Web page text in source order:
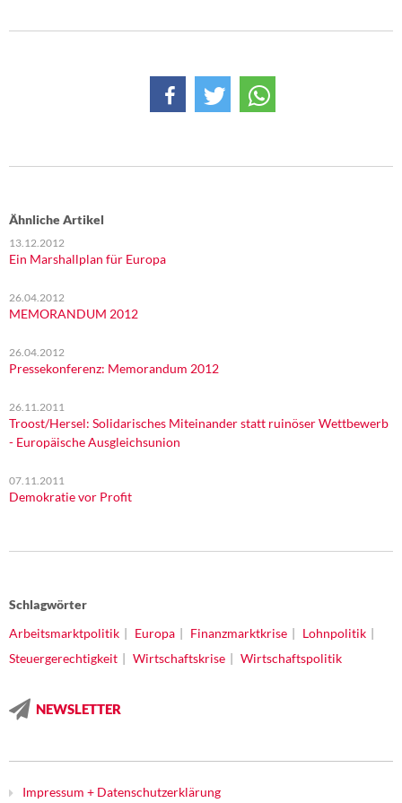
Ähnliche Artikel
13.12.2012
Ein Marshallplan für Europa
26.04.2012
MEMORANDUM 2012
26.04.2012
Pressekonferenz: Memorandum 2012
26.11.2011
Troost/Hersel: Solidarisches Miteinander statt ruinöser Wettbewerb
- Europäische Ausgleichsunion
07.11.2011
Demokratie vor Profit
Schlagwörter
Arbeitsmarktpolitik
Europa Finanzmarktkrise
Lohnpolitik
Steuergerechtigkeit
Wirtschaftskrise Wirtschaftspolitik
NEWSLETTER
Impressum + Datenschutzerklärung